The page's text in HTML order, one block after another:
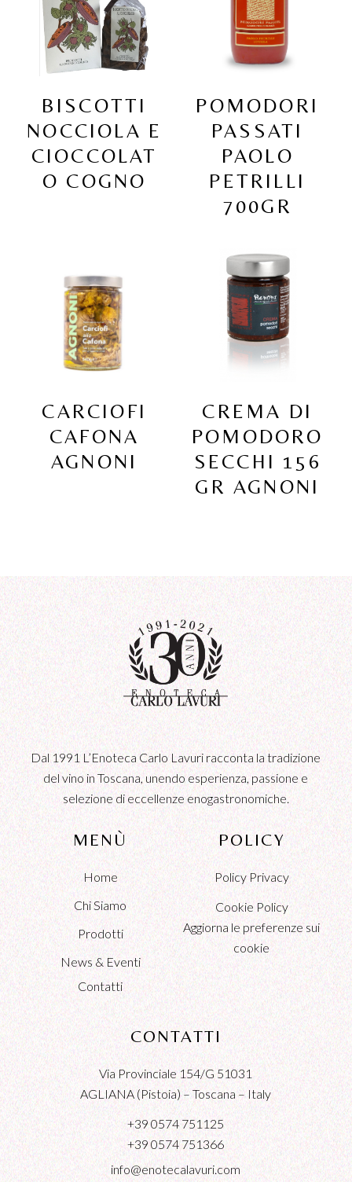
BISCOTTI
NOCCIOLA E
CIOCCOLAT
O COGNO
POMODORI
PASSATI
PAOLO
PETRILLI
700GR
CARCIOFI
CAFONA
AGNONI
CREMA DI
POMODORO
SECCHI 156
GR AGNONI
Dal 1991 L’Enoteca Carlo Lavuri racconta la tradizione
del vino in Toscana, unendo esperienza, passione e
selezione di eccellenze enogastronomiche.
MENÙ
Home
Chi Siamo
Prodotti
News & Eventi
Contatti
POLICY
Policy Privacy
Cookie Policy
Aggiorna le preferenze sui
cookie
CONTATTI
Via Provinciale 154/G 51031
AGLIANA (Pistoia) – Toscana – Italy
+39 0574 751125
+39 0574 751366
info@enotecalavuri.com